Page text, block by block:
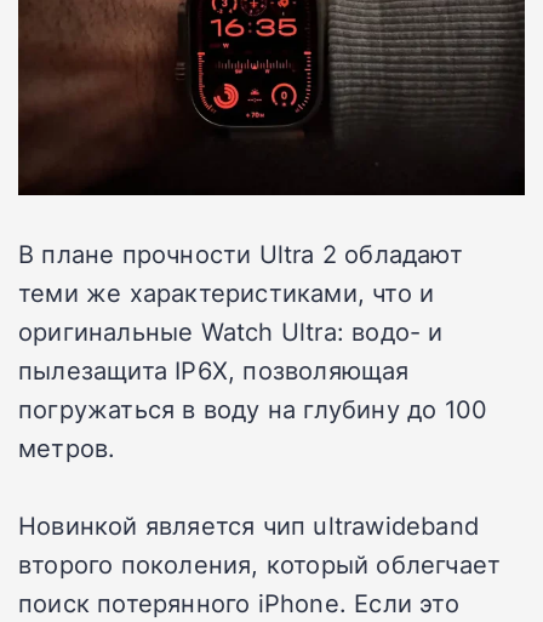
В плане прочности Ultra 2 обладают
теми же характеристиками, что и
оригинальные Watch Ultra: водо- и
пылезащита IP6X, позволяющая
погружаться в воду на глубину до 100
метров.
Новинкой является чип ultrawideband
второго поколения, который облегчает
поиск потерянного iPhone. Если это